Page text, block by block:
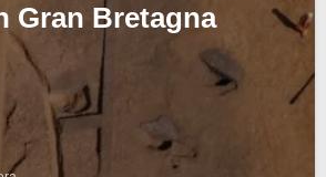
Gran Bretagna